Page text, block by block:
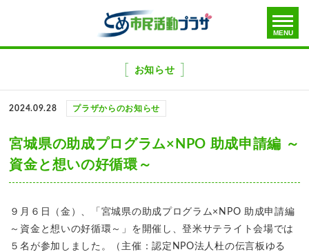
ニ
ー
を
ば
toggle
menu
MENU
お知らせ
2024.09.28 プラザからのお知らせ
宮城県の助成プログラム×NPO 助成申請編 ～
資金と想いの好循環～
９月６日（金）、「宮城県の助成プログラム×NPO 助成申請編
～資金と想いの好循環～」を開催し、登米サテライト会場では
５名が参加しました。（主催：認定NPO法人杜の伝言板ゆる